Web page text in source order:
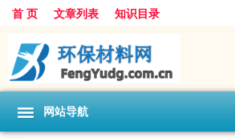
首 页 文章列表 知识目录
网站导航